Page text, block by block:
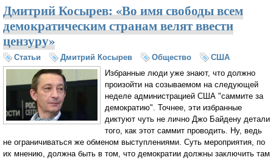
Дмитрий Косырев: «Во имя свободы всем
демократическим странам велят ввести
цензуру»
Статьи Дмитрий Косырев Общество
США
Избранные люди уже знают, что должно
произойти на созываемом на следующей
неделе администрацией США "саммите за
демократию". Точнее, эти избранные
диктуют чуть не лично Джо Байдену детали
того, как этот саммит проводить. Ну, ведь
не ограничиваться же обменом выступлениями. Суть мероприятия, по
их мнению, должна быть в том, что демократии должны заключить там